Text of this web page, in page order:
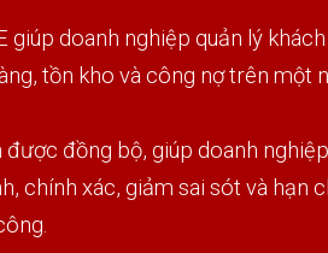
giúp doanh nghiệp quản lý
tồn kho và công nợ trên một
được đồng bộ, giúp doanh
chính xác, giảm sai sót và hạn